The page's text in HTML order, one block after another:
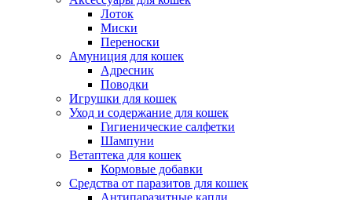
Лоток
Миски
Переноски
Амуниция для кошек
Адресник
Поводки
Игрушки для кошек
Уход и содержание для кошек
Гигиенические салфетки
Шампуни
Ветаптека для кошек
Кормовые добавки
Средства от паразитов для кошек
Антипаразитные капли